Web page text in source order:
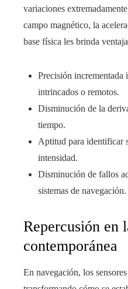
variaciones
campo magnético, la
base física les brinda
Precisión incrementada
intrincados o remotos.
Disminución de la
tiempo.
Aptitud para identificar
intensidad.
Disminución de fallos
sistemas de navegación.
Repercusión en
contemporánea
En navegación, los